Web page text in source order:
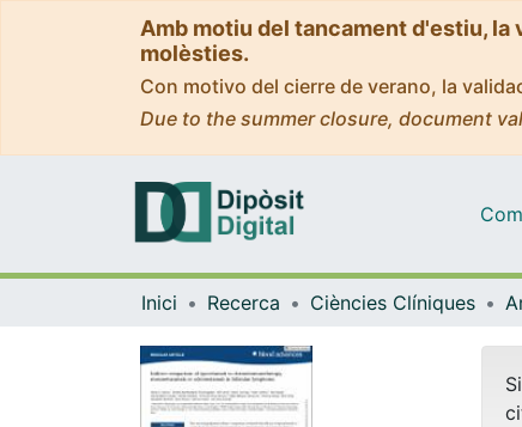
Amb motiu del tancament d'estiu,
molèsties.
Con motivo del cierre de verano, la
Due to the summer closure, document
Inici Recerca Ciències Clíniques